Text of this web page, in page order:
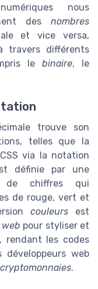
nous
des nombres
et vice versa,
travers différents
le binaire, le
trouve son
telles que la
via la notation
définie par une
de chiffres qui
de rouge, vert et
couleurs est
pour styliser et
rendant les codes
développeurs web
cryptomonnaies.